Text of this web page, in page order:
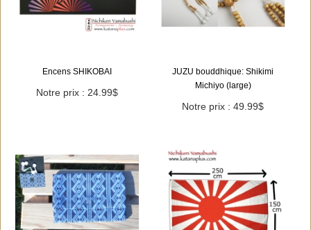
Encens SHIKOBAI
Notre prix : 24.99$
JUZU bouddhique: Shikimi
Michiyo (large)
Notre prix : 49.99$